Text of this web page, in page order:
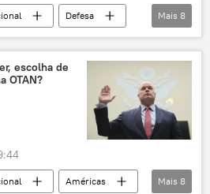
Defesa
EUA
Marinha
Mais 8
escolha de
OTAN?
Américas
Mais 8